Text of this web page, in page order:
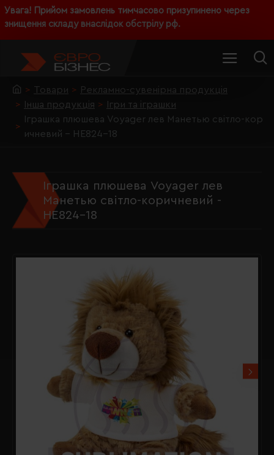
Увага! Прийом замовлень тимчасово призупинено через
знищення складу внаслідок обстрілу рф.
Товари
Рекламно-сувенірна продукція
Інша продукція
Ігри та іграшки
Іграшка плюшева Voyager лев Манетью світло-кор
ичневий - HE824-18
Іграшка плюшева Voyager лев
Манетью світло-коричневий -
HE824-18